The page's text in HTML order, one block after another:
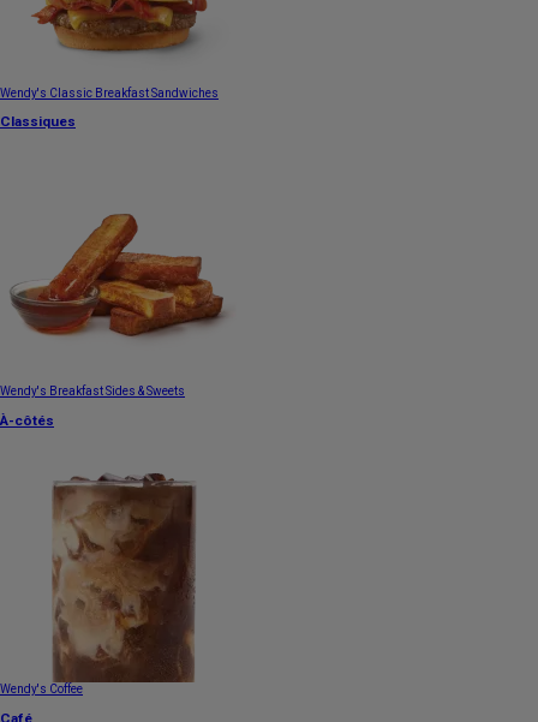
Wendy's Classic Breakfast Sandwiches
Classiques
Wendy's Breakfast Sides & Sweets
À-côtés
Wendy's Coffee
Café